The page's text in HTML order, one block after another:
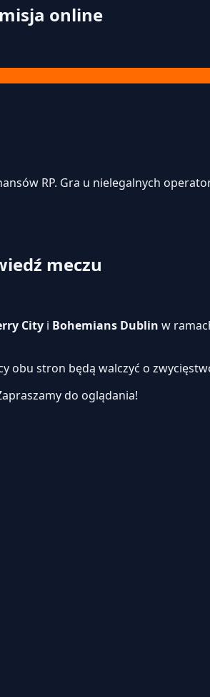
online
RP. Gra u nielegalnych
meczu
City i Bohemians Dublin w
obu stron będą walczyć o
do oglądania!